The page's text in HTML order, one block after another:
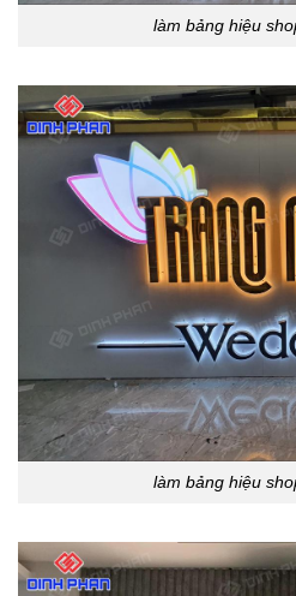
làm bảng hiệu
làm bảng hiệu